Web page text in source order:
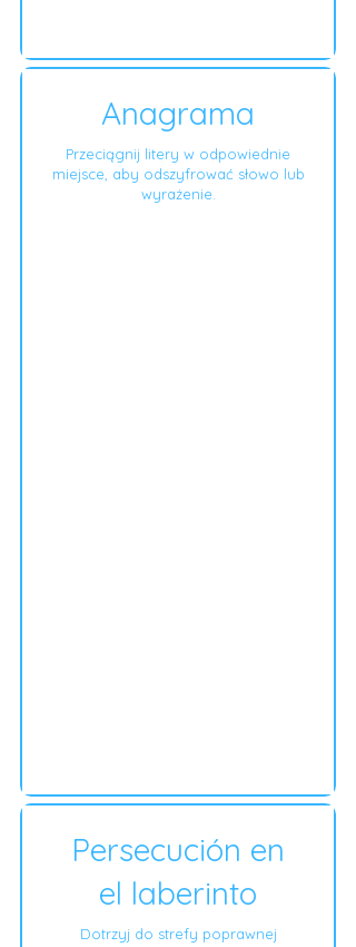
Anagrama
Przeciągnij litery w odpowiednie
miejsce, aby odszyfrować słowo lub
wyrażenie.
Persecución en
el laberinto
Dotrzyj do strefy poprawnej